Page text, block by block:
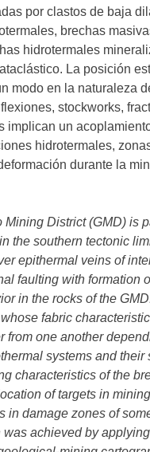
por clastos de baja
brechas
hidrotermales
La posición
modo en la naturaleza
stockworks,
implican un
hidrotermales,
durante la
Mining District (GMD) is
the southern tectonic
epithermal veins of
faulting with formation
in the rocks of the
fabric
from one another
systems and
characteristics of the
of targets in
in damage zones of
was achieved by